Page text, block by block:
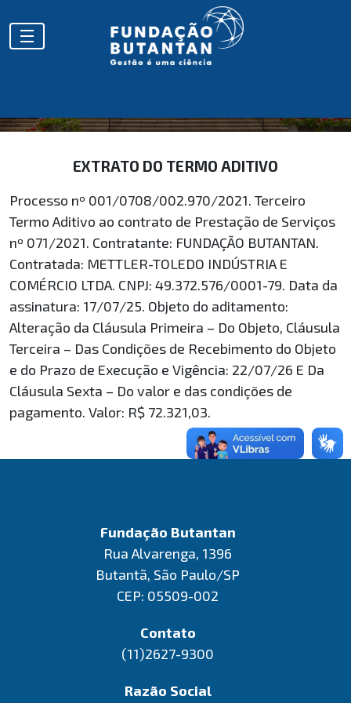
EXTRATOS
EXTRATO DO TERMO ADITIVO
Processo nº 001/0708/002.970/2021. Terceiro
Termo Aditivo ao contrato de Prestação de Serviços
nº 071/2021. Contratante: FUNDAÇÃO BUTANTAN.
Contratada: METTLER-TOLEDO INDÚSTRIA E
COMÉRCIO LTDA. CNPJ: 49.372.576/0001-79. Data da
assinatura: 17/07/25. Objeto do aditamento:
Alteração da Cláusula Primeira – Do Objeto, Cláusula
Terceira – Das Condições de Recebimento do Objeto
e do Prazo de Execução e Vigência: 22/07/26 E Da
Cláusula Sexta – Do valor e das condições de
pagamento. Valor: R$ 72.321,03.
Fundação Butantan
Rua Alvarenga, 1396
Butantã, São Paulo/SP
CEP: 05509-002
Contato
(11)2627-9300
Razão Social